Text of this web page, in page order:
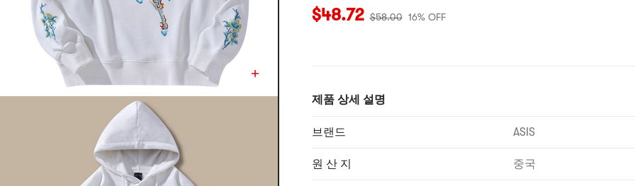
현재 가격: $48.72
$48.72 $58.00 16% OFF
제품 상세 설명
브랜드 ASIS
원 산 지 중국